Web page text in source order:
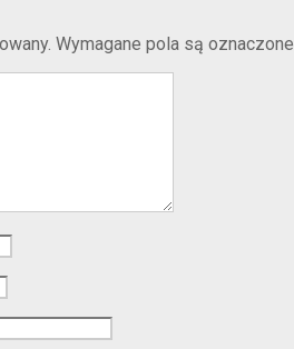
Wymagane pola są oznaczone